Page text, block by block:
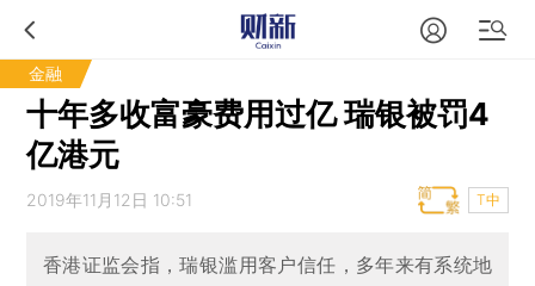
金融
十年多收富豪费用过亿 瑞银被罚4
亿港元
2019年11月12日 10:51 T中
香港证监会指，瑞银滥用客户信任，多年来有系统地